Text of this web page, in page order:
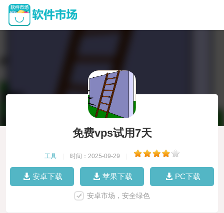
免费vps试用7天
工具 时间：2025-09-29
安卓下载 苹果下载 PC下载
安卓市场，安全绿色